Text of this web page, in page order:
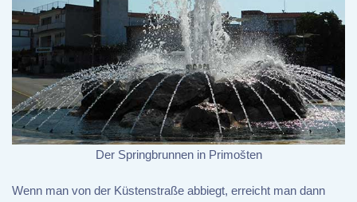
Der Springbrunnen in Primošten
Wenn man von der Küstenstraße abbiegt, erreicht man dann